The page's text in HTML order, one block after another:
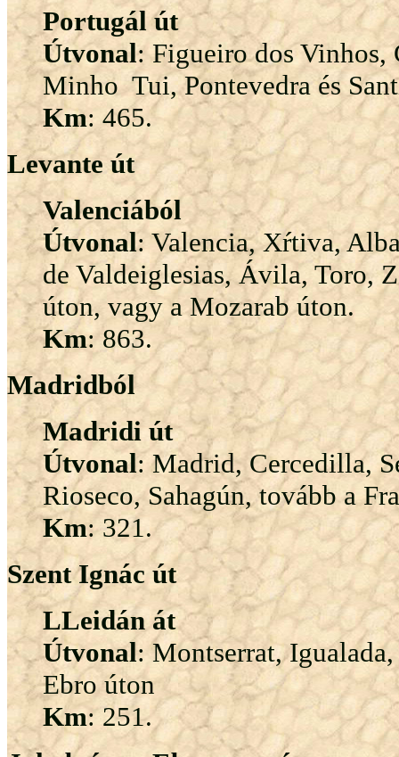
Portugál út
Útvonal: Figueiro dos Vinhos,
Minho Tui, Pontevedra és
Km: 465.
Levante út
Valenciából
Útvonal: Valencia, Xŕtiva,
de Valdeiglesias, Ávila, Toro,
úton, vagy a Mozarab úton.
Km: 863.
Madridból
Madridi út
Útvonal: Madrid, Cercedilla,
Rioseco, Sahagún, tovább a
Km: 321.
Szent Ignác út
LLeidán át
Útvonal: Montserrat,
Ebro úton
Km: 251.